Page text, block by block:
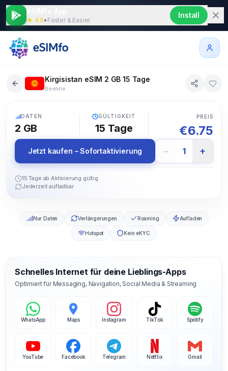
★ 4.9• Faster & Easier
Install
Kirgisistan eSIM 2 GB 15 Tage
Beeline
DATEN
2 GB
GÜLTIGKEIT
15 Tage
PREIS
€6.75
Jetzt kaufen – Sofortaktivierung − 1 +
15 Tage ab Aktivierung gültig
Jederzeit aufladbar
Nur Daten Verlängerungen Roaming Aufladen
Hotspot Kein eKYC
Schnelles Internet für deine Lieblings-Apps
Optimiert für Messaging, Navigation, Social Media & Streaming
WhatsApp Maps Instagram TikTok Spotify
YouTube Facebook Telegram Netflix Gmail